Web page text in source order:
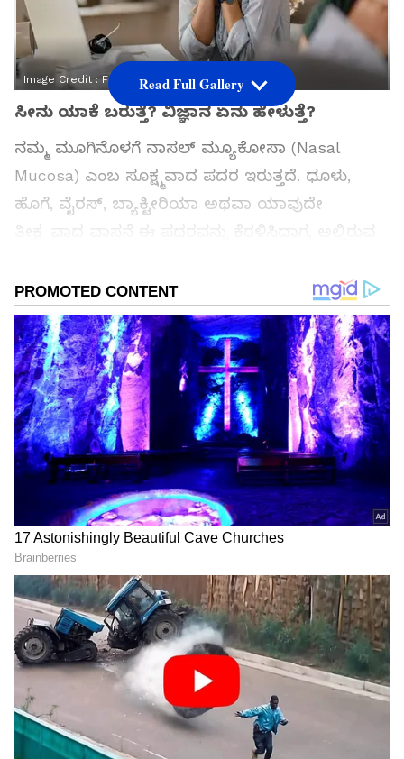
Image Credit : Freepik
ಸೀನು ಯಾಕೆ ಬರುತ್ತೆ? ವಿಜ್ಞಾನ ಏನು ಹೇಳುತ್ತೆ?
ನಮ್ಮ ಮೂಗಿನೊಳಗೆ ನಾಸಲ್ ಮ್ಯೂಕೋಸಾ (Nasal
Mucosa) ಎಂಬ ಸೂಕ್ಷ್ಮವಾದ ಪದರ ಇರುತ್ತದೆ. ಧೂಳು,
ಹೊಗೆ, ವೈರಸ್, ಬ್ಯಾಕ್ಟೀರಿಯಾ ಅಥವಾ ಯಾವುದೇ
'ಸ್ನೀಜ್ ಸೆಂಟರ್' ಸೀನು ಮಾಡಲು ದೇಹಕ್ಕೆ ಆದೇಶ
ನೀಡುತ್ತದೆ. ಆಗ ಶ್ವಾಸಕೋಶಗಳು ಆಳವಾದ ಉಸಿರನ್ನು
ತೆಗೆದುಕೊಂಡು, ಎದೆ, ಗಂಟಲು ಮತ್ತು ಮುಖದ ಸ್ನಾಯುಗಳು
ಒಟ್ಟಾಗಿ ಹಠಾತ್ ಒತ್ತಡವನ್ನು ಸೃಷ್ಟಿಸುತ್ತವೆ. ಇದರಿಂದ ಮೂಗು
ಮತ್ತು ಬಾಯಿಯಿಂದ ಗಾಳಿಯು ಅತ್ಯಂತ ವೇಗವಾಗಿ
ಹೊರಬಂದು, ಹೊರಗಿನ ಕಣಗಳನ್ನು ಹೊರಹಾಕುತ್ತದೆ.
ಅಂದರೆ, ಸೀನು ನಮ್ಮ ಉಸಿರಾಟದ ವ್ಯವಸ್ಥೆಯನ್ನು
(Respiratory System) ಸುರಕ್ಷಿತವಾಗಿಡುವ ಒಂದು
ಕ್ಲೀನಿಂಗ್ ಪ್ರಕ್ರಿಯೆ.
ಆಯ್ಕೆ ಮಾಡಿಕೊಳ್ಳಿ
Read Full Gallery